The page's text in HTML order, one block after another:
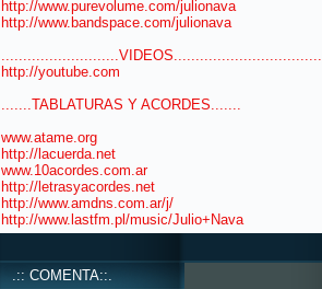
http://www.purevolume.com/julionava
http://www.bandspace.com/julionava
...........................VIDEOS..................................
http://youtube.com
.......TABLATURAS Y ACORDES.......
www.atame.org
http://lacuerda.net
www.10acordes.com.ar
http://letrasyacordes.net
http://www.amdns.com.ar/j/
http://www.lastfm.pl/music/Julio+Nava
.:: COMENTA::.